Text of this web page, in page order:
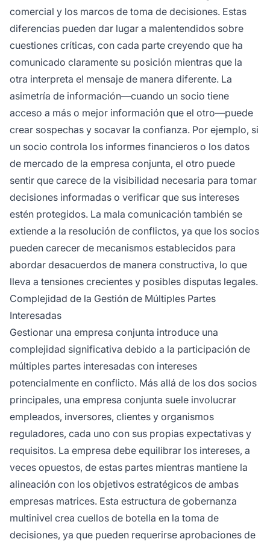
comercial y los marcos de toma de decisiones. Estas
diferencias pueden dar lugar a malentendidos sobre
cuestiones críticas, con cada parte creyendo que ha
comunicado claramente su posición mientras que la
otra interpreta el mensaje de manera diferente. La
asimetría de información—cuando un socio tiene
acceso a más o mejor información que el otro—puede
crear sospechas y socavar la confianza. Por ejemplo, si
un socio controla los informes financieros o los datos
de mercado de la empresa conjunta, el otro puede
sentir que carece de la visibilidad necesaria para tomar
decisiones informadas o verificar que sus intereses
estén protegidos. La mala comunicación también se
extiende a la resolución de conflictos, ya que los socios
pueden carecer de mecanismos establecidos para
abordar desacuerdos de manera constructiva, lo que
lleva a tensiones crecientes y posibles disputas legales.
Complejidad de la Gestión de Múltiples Partes
Interesadas
Gestionar una empresa conjunta introduce una
complejidad significativa debido a la participación de
múltiples partes interesadas con intereses
potencialmente en conflicto. Más allá de los dos socios
principales, una empresa conjunta suele involucrar
empleados, inversores, clientes y organismos
reguladores, cada uno con sus propias expectativas y
requisitos. La empresa debe equilibrar los intereses, a
veces opuestos, de estas partes mientras mantiene la
alineación con los objetivos estratégicos de ambas
empresas matrices. Esta estructura de gobernanza
multinivel crea cuellos de botella en la toma de
decisiones, ya que pueden requerirse aprobaciones de